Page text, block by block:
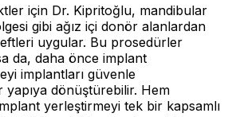
için Dr. Kipritoğlu, mandibular
gibi ağız içi donör alanlardan
uygular. Bu prosedürler
da, daha önce implant
implantları güvenle
yapıya dönüştürebilir. Hem
yerleştirmeyi tek bir kapsamlı